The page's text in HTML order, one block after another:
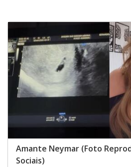
Amante Neymar (Foto
Sociais)